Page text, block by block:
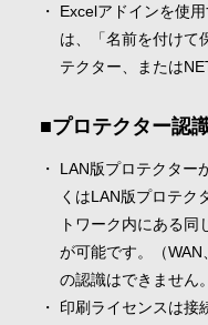
Excelアドインを使
は、「名前を付けて
テクター、または
プロテクター認
LAN版プロテクター
くはLAN版プロテク
トワーク内にある
が可能です。（
の認識はできません
印刷ライセンスは接